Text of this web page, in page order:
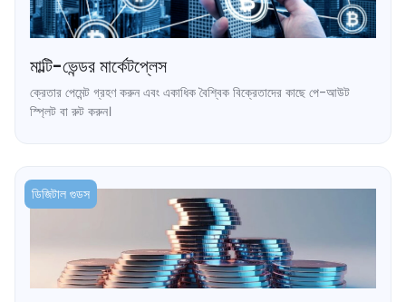
মাল্টি-ভেন্ডর মার্কেটপ্লেস
ক্রেতার পেমেন্ট গ্রহণ করুন এবং একাধিক বৈশ্বিক বিক্রেতাদের কাছে পে-আউট
স্প্লিট বা রুট করুন।
ডিজিটাল গুডস